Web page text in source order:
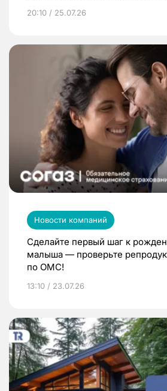
20:10 / 25.07.26
Новости компаний
Сделайте первый шаг к
малыша — проверьте
по ОМС!
13:10 / 23.07.26